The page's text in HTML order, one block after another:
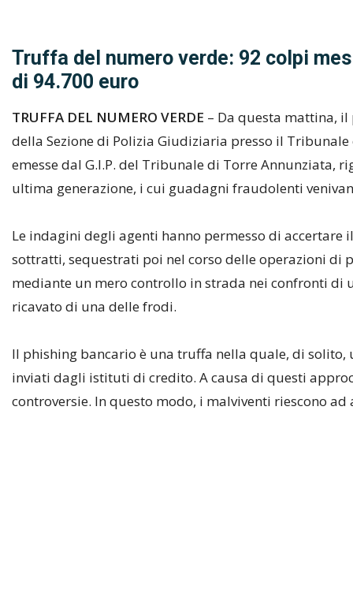
Truffa del numero verde: 92 colpi
di 94.700 euro
TRUFFA DEL NUMERO VERDE – Da questa mattina,
della Sezione di Polizia Giudiziaria presso il
emesse dal G.I.P. del Tribunale di Torre Annunziata,
ultima generazione, i cui guadagni fraudolenti
Le indagini degli agenti hanno permesso di
sottratti, sequestrati poi nel corso delle operazioni di
mediante un mero controllo in strada nei confronti di
ricavato di una delle frodi.
Il phishing bancario è una truffa nella quale, di
inviati dagli istituti di credito. A causa di questi
controversie. In questo modo, i malviventi riescono